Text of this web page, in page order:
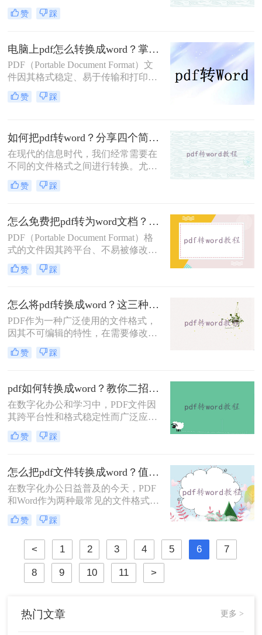
PDF格式广泛应用于文件的传输和共
享，而Word格式则被广泛用于编辑和
需要将PDF文件转换成Word文件的情
况。那么文件pdf怎么转换成word呢？
本文将介绍几种常见的方法，帮助您
轻松实现文件格式的转换。
赞 踩
电脑上pdf怎么转换成word？掌握这三个方法，让文件转换变得轻松！
PDF（Portable Document Format）文
件因其格式稳定、易于传输和打印的
特性，成为了日常工作和学习中不可
或缺的文件格式。然而，当我们需要
么电脑上PDF怎么转换成Word呢？以
下是在电脑上将PDF转换为Word的三
种方法。
赞 踩
如何把pdf转word？分享四个简单的方法!
在现代的信息时代，我们经常需要在
不同的文件格式之间进行转换。尤其
是在办公场所，我们常常碰到将PDF
文件转换为Word格式的需求。这可能
或修改，或者我们想要在Word文档中
粘贴PDF文件的内容。无论是什么原
因，将PDF文件转换为Word格式是一
项非常实用的技能。那么如何把PDF
转Word呢？在本文中，我们将分享一
些方法和技巧，帮助您完成这项任
赞 踩
怎么免费把pdf转为word文档？这三种方法快来看看！
PDF（Portable Document Format）格
式的文件因其跨平台、不易被修改的
特性而广受欢迎，但在某些情况下，
我们可能需要将PDF文件转换为Word
费把pdf转为word文档呢？本文将介绍
三种免费将PDF转为Word文档的方
法，帮助大家轻松应对这一需求。
赞 踩
怎么将pdf转换成word？这三种方法你可以试试！
PDF作为一种广泛使用的文件格式，
因其不可编辑的特性，在需要修改或
重新排版内容时，将其转换为Word文
档变得尤为重要。那么怎么将PDF转
PDF转Word方法，帮助您轻松实现文
件格式的转换。
赞 踩
pdf如何转换成word？教你二招轻松搞定！
在数字化办公和学习中，PDF文件因
其跨平台性和格式稳定性而广泛应
用。然而，当我们需要编辑、修改或
重新排版PDF文档的内容时，将其转
PDF如何转换成Word呢？本文将介绍
两种实用的PDF转Word方法，帮助您
轻松实现文件格式转换。
赞 踩
怎么把pdf文件转换成word？值得收藏的二种转换方法！
在数字化办公日益普及的今天，PDF
和Word作为两种最常见的文件格式，
各自有着独特的应用场景。PDF文件
以其高度的兼容性和稳定性，在电子
文档分享和阅读方面占据了一席之
地；而Word文档则以其强大的编辑和
排版功能，在办公文档制作领域发挥
着不可或缺的作用。因此，将PDF文
技能。
赞 踩
< 1 2 3 4 5 6 7
8 9 10 11 >
热门文章 更多 >